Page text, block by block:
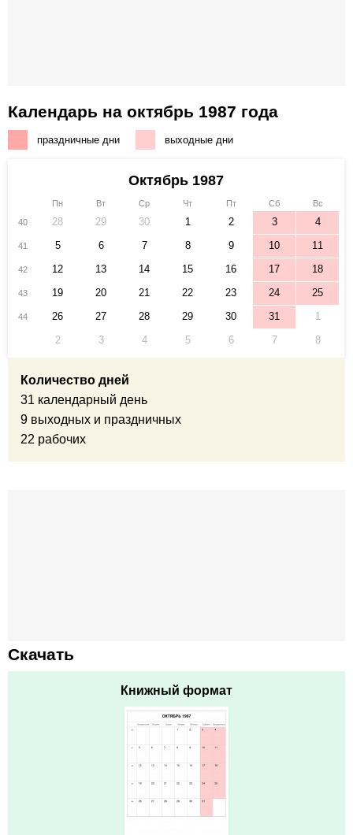
Календарь на октябрь 1987 года
праздничные дни выходные дни
Октябрь 1987
Пн Вт Ср Чт Пт Сб
Вс
40
28 29 30 1 2 3 4
41 5 6 7 8 9 10 11
42 12 13 14 15 16 17 18
43 19 20 21 22 23 24 25
44 26 27 28 29 30 31
1
2
3 4 5 6 7 8
Количество дней
31 календарный день
9 выходных и праздничных
22 рабочих
Скачать
Книжный формат